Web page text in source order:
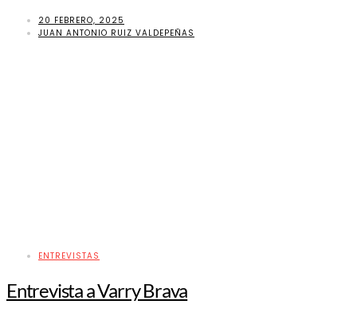
20 FEBRERO, 2025
JUAN ANTONIO RUIZ VALDEPEÑAS
ENTREVISTAS
Entrevista a Varry Brava